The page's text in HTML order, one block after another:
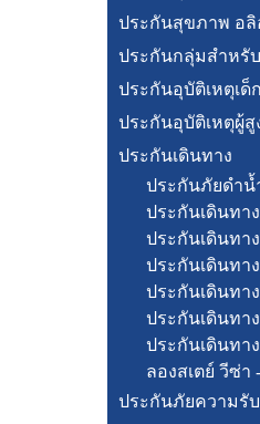
ประกันสุขภาพ อลิ
ประกันกลุ่มสำหรั
ประกันอุบัติเหตุเด็
ประกันอุบัติเหตุผู้สู
ประกันเดินทาง
ประกันภัยดำน้
ประกันเดินทา
ประกันเดินทา
ประกันเดินทา
ประกันเดินทา
ประกันเดินทา
ประกันเดินทา
ลองสเตย์ วีซ่า
ประกันภัยความรั